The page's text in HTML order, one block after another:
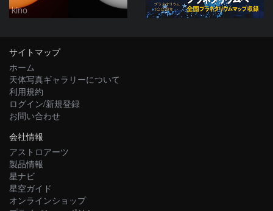
kino
サイトマップ
ホーム
天体写真ギャラリーについて
利用規約
ログイン/新規登録
お問い合わせ
会社情報
アストロアーツ
製品情報
星ナビ
星空ガイド
オンラインショップ